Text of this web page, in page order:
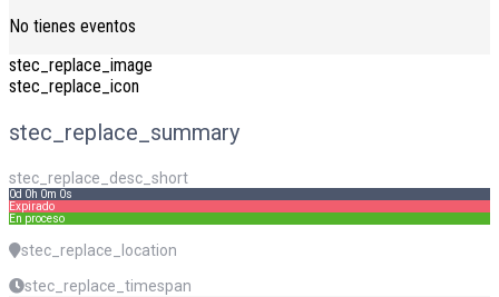
No tienes eventos
stec_replace_image
stec_replace_icon
stec_replace_summary
stec_replace_desc_short
0d 0h 0m 0s
Expirado
En proceso
stec_replace_location
stec_replace_timespan